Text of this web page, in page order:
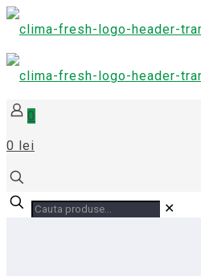
0
0 lei
✕